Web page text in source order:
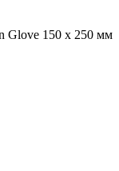
Glove 150 х 250 мм